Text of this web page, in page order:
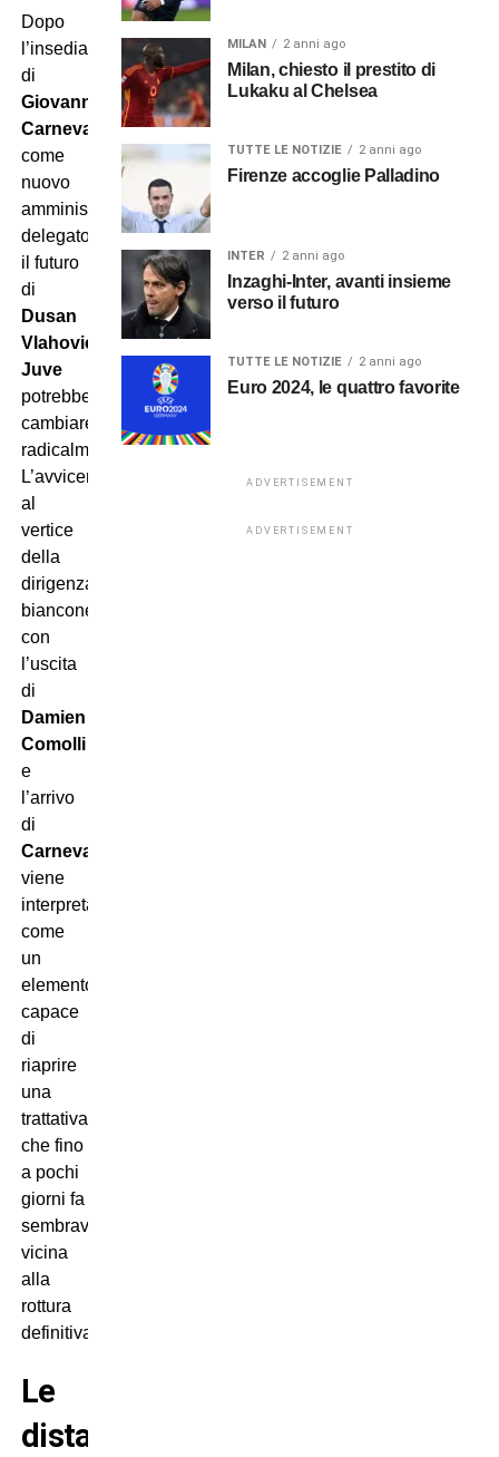
Dopo
l’insediamento
di
Giovanni
Carnevali
come
nuovo
amministratore
delegato,
il futuro
di
Dusan
Vlahovic-
Juve
potrebbe
cambiare
radicalmente.
L’avvicendamento
al
vertice
della
dirigenza
bianconera,
con
l’uscita
di
Damien
Comolli
e
l’arrivo
di
Carnevali
viene
interpretato
come
un
elemento
capace
di
riaprire
una
trattativa
che fino
a pochi
giorni fa
sembrava
vicina
alla
rottura
definitiva.
Le
distanze
MILAN 2 anni ago
Milan, chiesto il prestito di
Lukaku al Chelsea
TUTTE LE NOTIZIE 2 anni ago
Firenze accoglie Palladino
INTER 2 anni ago
Inzaghi-Inter, avanti insieme
verso il futuro
TUTTE LE NOTIZIE 2 anni ago
Euro 2024, le quattro favorite
ADVERTISEMENT
ADVERTISEMENT